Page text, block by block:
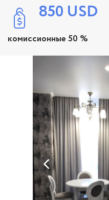
850 USD
комиссионные 50 %